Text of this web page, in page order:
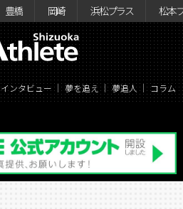
豊橋 岡崎 浜松プラス 松本
インタビュー 夢を追え 夢追人 コラム